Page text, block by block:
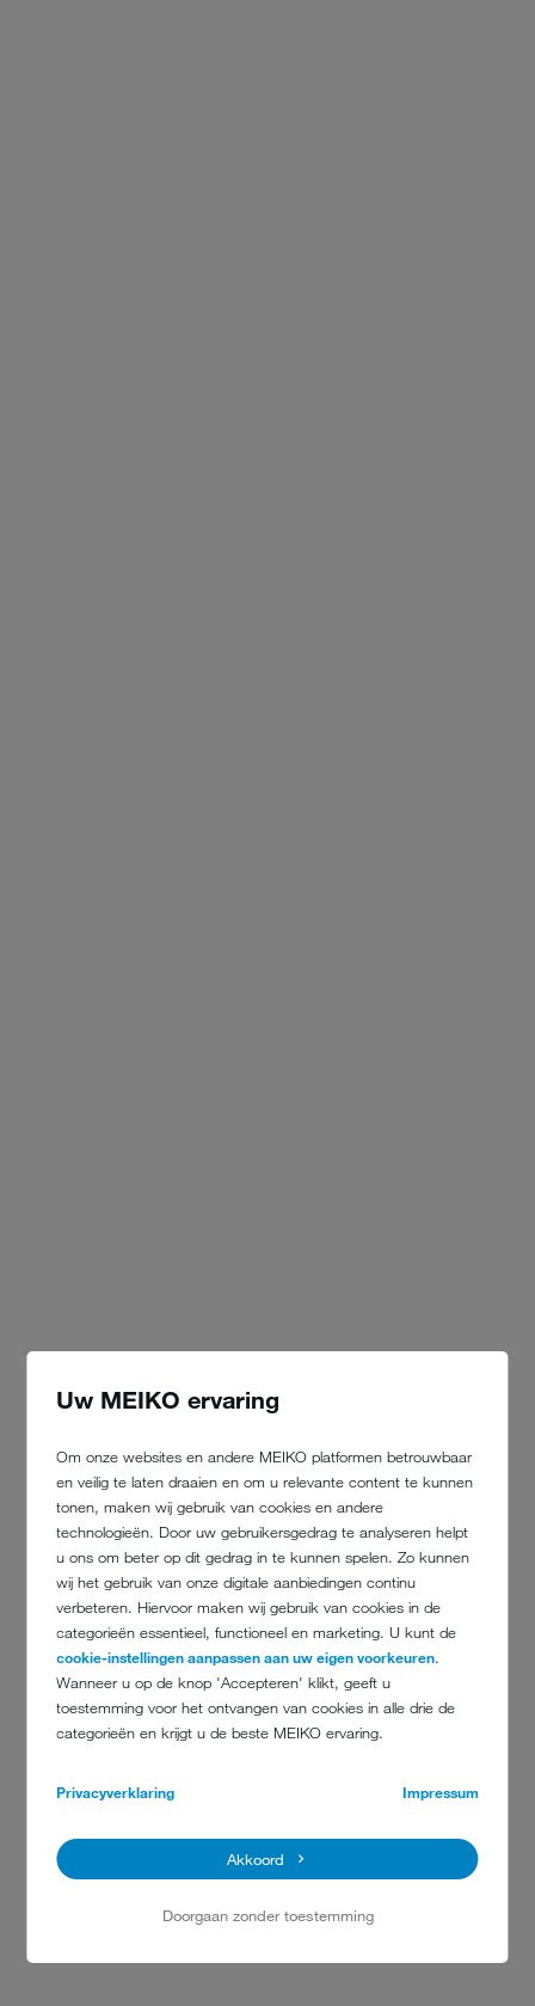
Uw MEIKO ervaring
Om onze websites en andere MEIKO platformen betrouwbaar
en veilig te laten draaien en om u relevante content te kunnen
tonen, maken wij gebruik van cookies en andere
technologieën. Door uw gebruikersgedrag te analyseren helpt
u ons om beter op dit gedrag in te kunnen spelen. Zo kunnen
wij het gebruik van onze digitale aanbiedingen continu
verbeteren. Hiervoor maken wij gebruik van cookies in de
categorieën essentieel, functioneel en marketing. U kunt de
cookie-instellingen aanpassen aan uw eigen voorkeuren.
Wanneer u op de knop 'Accepteren' klikt, geeft u
toestemming voor het ontvangen van cookies in alle drie de
categorieën en krijgt u de beste MEIKO ervaring.
Privacyverklaring Impressum
Akkoord
Doorgaan zonder toestemming